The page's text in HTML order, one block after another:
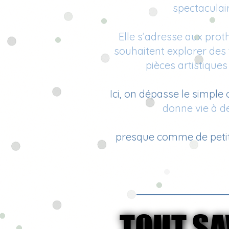
Elle s’adresse aux
souhaitent explorer
pièces
Ici, on dépasse le simple
donne vie à
presque comme de